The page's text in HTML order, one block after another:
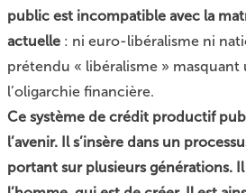
public est incompatible avec la
actuelle : ni euro-libéralisme ni
prétendu « libéralisme »
l’oligarchie financière.
Ce système de crédit productif
l’avenir. Il s’insère dans un
portant sur plusieurs générations.